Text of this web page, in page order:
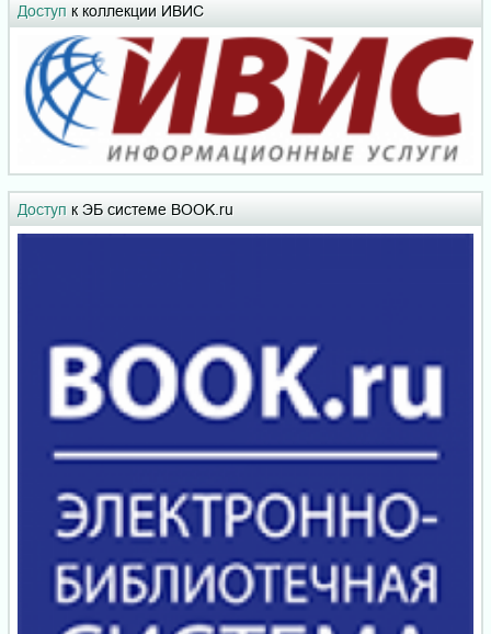
Доступ к коллекции ИВИС
Доступ к ЭБ системе BOOK.ru